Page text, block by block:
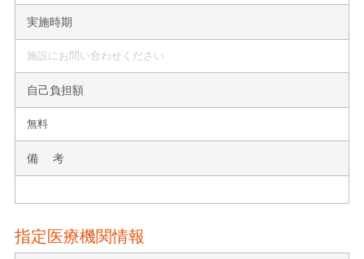
実施時期
施設にお問い合わせください
自己負担額
無料
備 考
指定医療機関情報